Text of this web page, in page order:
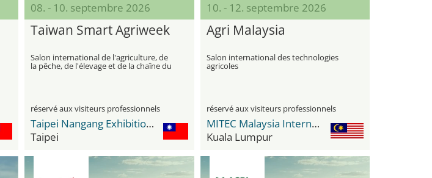
08. - 10. septembre 2026
Taiwan Smart Agriweek
Salon international de l'agriculture, de
la pêche, de l'élevage et de la chaîne du
froid intelligents
réservé aux visiteurs professionnels
Taipei Nangang Exhibition Center
Taipei
10. - 12. septembre 2026
Agri Malaysia
Salon international des technologies
agricoles
réservé aux visiteurs professionnels
MITEC Malaysia International Trade & Exhibition Centre
Kuala Lumpur